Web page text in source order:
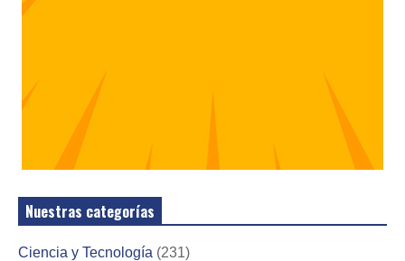
Nuestras categorías
Ciencia y Tecnología (231)